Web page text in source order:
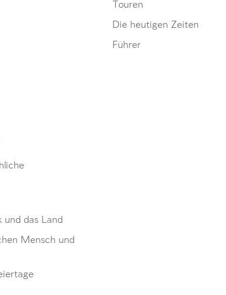
Touren
Die heutigen Zeiten
Führer
und das Land
Mensch und